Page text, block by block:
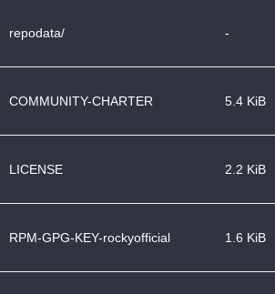
repodata/ -
COMMUNITY-CHARTER 5.4 KiB
LICENSE 2.2 KiB
RPM-GPG-KEY-rockyofficial 1.6 KiB